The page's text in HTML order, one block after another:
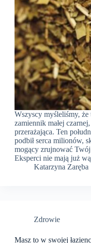
Wszyscy myśleliśmy,
zamiennik małej
przerażająca. Ten
podbił serca milionów,
mogący zrujnować
Eksperci nie mają już
Katarzyna Zaręba
Zdrowie
Masz to w swojej